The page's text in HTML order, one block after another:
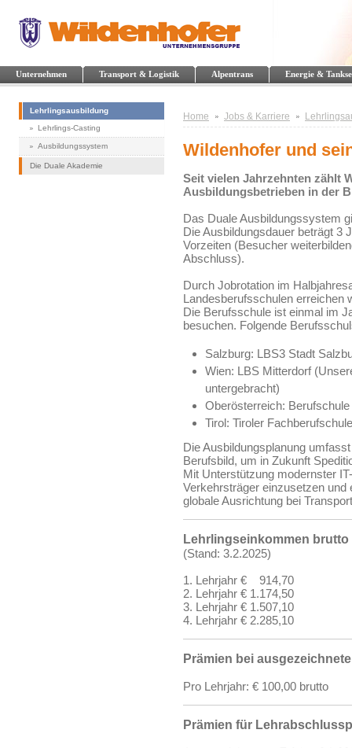
Unternehmen Transport & Logistik Alpentrans Energie &
Lehrlingsausbildung
Lehrlings-Casting
Ausbildungssystem
Die Duale Akademie
Home Jobs & Karriere
Wildenhofer und
Seit vielen Jahrzehnten zählt
Ausbildungsbetrieben in der
Das Duale Ausbildungssystem
Die Ausbildungsdauer beträgt 3
Vorzeiten (Besucher
Abschluss).
Durch Jobrotation im
Landesberufsschulen erreichen
Die Berufsschule ist einmal im
besuchen. Folgende
Salzburg: LBS3 Stadt
Wien: LBS Mitterdorf
untergebracht)
Oberösterreich: Berufschule
Tirol: Tiroler
Die Ausbildungsplanung
Berufsbild, um in Zukunft
Mit Unterstützung modernster
Verkehrsträger einzusetzen und
globale Ausrichtung bei
Lehrlingseinkommen brutto
(Stand: 3.2.2025)
1. Lehrjahr € 914,70
2. Lehrjahr € 1.174,50
3. Lehrjahr € 1.507,10
4. Lehrjahr € 2.285,10
Prämien bei
Pro Lehrjahr: € 100,00 brutto
Prämien für